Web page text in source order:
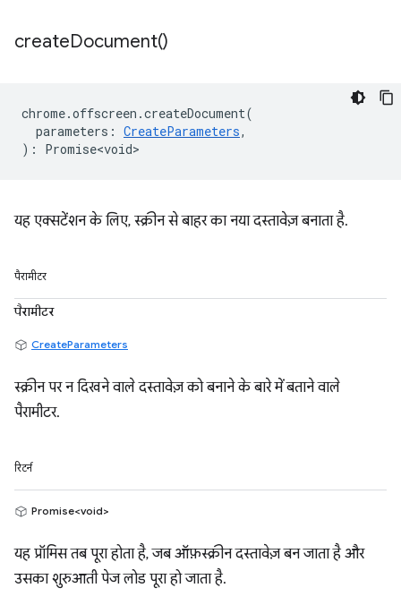
createDocument()
chrome.offscreen .createDocument(
parameters : CreateParameters,
) : Promise<void>
यह एक्सटेंशन के लिए, स्क्रीन से बाहर का नया दस्तावेज़ बनाता है.
पैरामीटर
पैरामीटर
CreateParameters
स्क्रीन पर न दिखने वाले दस्तावेज़ को बनाने के बारे में बताने वाले
पैरामीटर.
रिटर्न
Promise<void>
यह प्रॉमिस तब पूरा होता है, जब ऑफ़स्क्रीन दस्तावेज़ बन जाता है और
उसका शुरुआती पेज लोड पूरा हो जाता है.